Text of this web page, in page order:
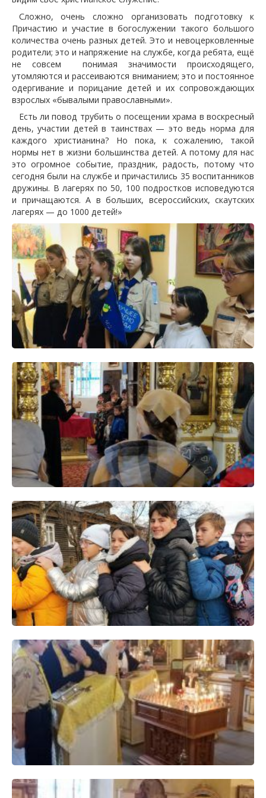
Сложно, очень сложно организовать подготовку к
Причастию и участие в богослужении такого большого
количества очень разных детей. Это и невоцерковленные
родители; это и напряжение на службе, когда ребята, ещё
не совсем понимая значимости происходящего,
утомляются и рассеиваются вниманием; это и постоянное
одергивание и порицание детей и их сопровождающих
взрослых «бывалыми православными».
Есть ли повод трубить о посещении храма в воскресный
день, участии детей в таинствах — это ведь норма для
каждого христианина? Но пока, к сожалению, такой
нормы нет в жизни большинства детей. А потому для нас
это огромное событие, праздник, радость, потому что
сегодня были на службе и причастились 35 воспитанников
дружины. В лагерях по 50, 100 подростков исповедуются
и причащаются. А в больших, всероссийских, скаутских
лагерях — до 1000 детей!»